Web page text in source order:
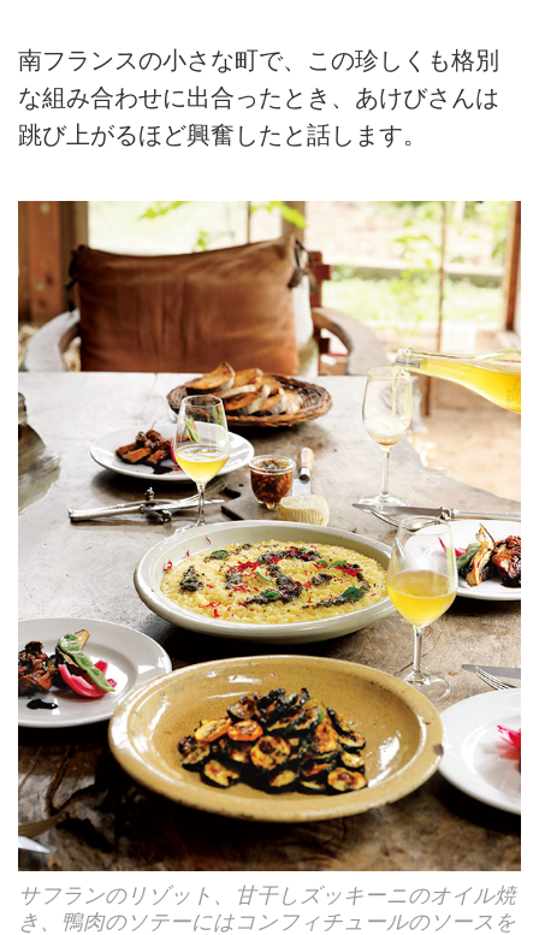
南フランスの小さな町で、この珍しくも格別
な組み合わせに出合ったとき、あけびさんは
跳び上がるほど興奮したと話します。
サフランのリゾット、甘干しズッキーニのオイル焼
き、鴨肉のソテーにはコンフィチュールのソースを